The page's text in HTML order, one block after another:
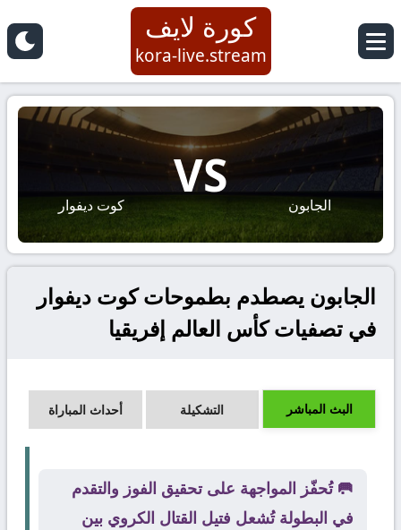
كورة لايف
kora-live.stream
الجابون
VS
كوت ديفوار
الجابون يصطدم بطموحات كوت ديفوار
في تصفيات كأس العالم إفريقيا
البث المباشر التشكيلة أحداث المباراة
🥅 تُحفّز المواجهة على تحقيق الفوز والتقدم
في البطولة تُشعل فتيل القتال الكروي بين